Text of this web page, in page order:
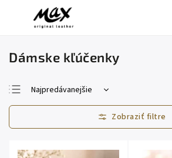
Dámske kľúčenky
Najpredávanejšie
Najlacnejšie
Najdrahšie